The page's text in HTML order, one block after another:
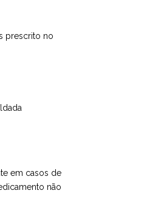
prescrito no
em casos de
não